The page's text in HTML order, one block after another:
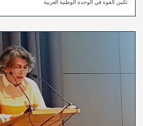
تكمن القوة في الوحدة الوطنية العربية